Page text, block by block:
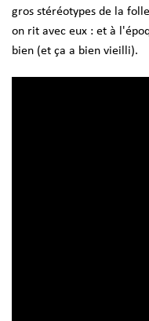
gros stéréotypes de la
on rit avec eux : et à
bien (et ça a bien vieilli).